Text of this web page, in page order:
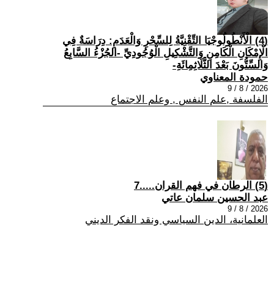
(4) الْأَنْطُولُوجْيَا التِّقْنِيَّةُ لِلسِّحْرِ وَالْعَدَمِ: دِرَاسَةٌ فِي
الْإِمْكَانِ الْكَامِنِ وَالتَّشْكِيلِ الْوُجُودِيِّ -الجُزْءُ السَّابِعُ
وَالسِّتُّونَ بَعْدَ الثَّلَاثِمِائَةِ-
حمودة المعناوي
2026 / 8 / 9
الفلسفة ,علم النفس , وعلم الاجتماع
(5) الرطان في فهم القران.....7
عبد الحسين سلمان عاتي
2026 / 8 / 9
العلمانية، الدين السياسي ونقد الفكر الديني